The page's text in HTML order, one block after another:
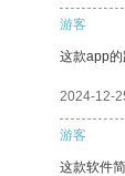
游客
这款app的
2024-12-
游客
这款软件